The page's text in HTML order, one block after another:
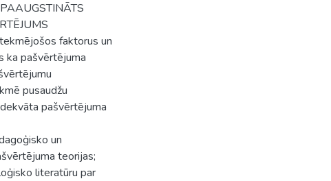
faktorus un
ka pašvērtējuma
pusaudžu
pašvērtējuma
un
teorijas;
literatūru par